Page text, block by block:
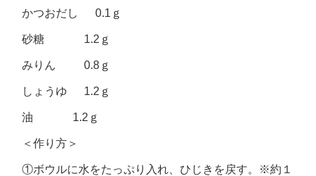
かつおだし 0.1ｇ
砂糖 1.2ｇ
みりん 0.8ｇ
しょうゆ 1.2ｇ
油 1.2ｇ
＜作り方＞
①ボウルに水をたっぷり入れ、ひじきを戻す。※約１